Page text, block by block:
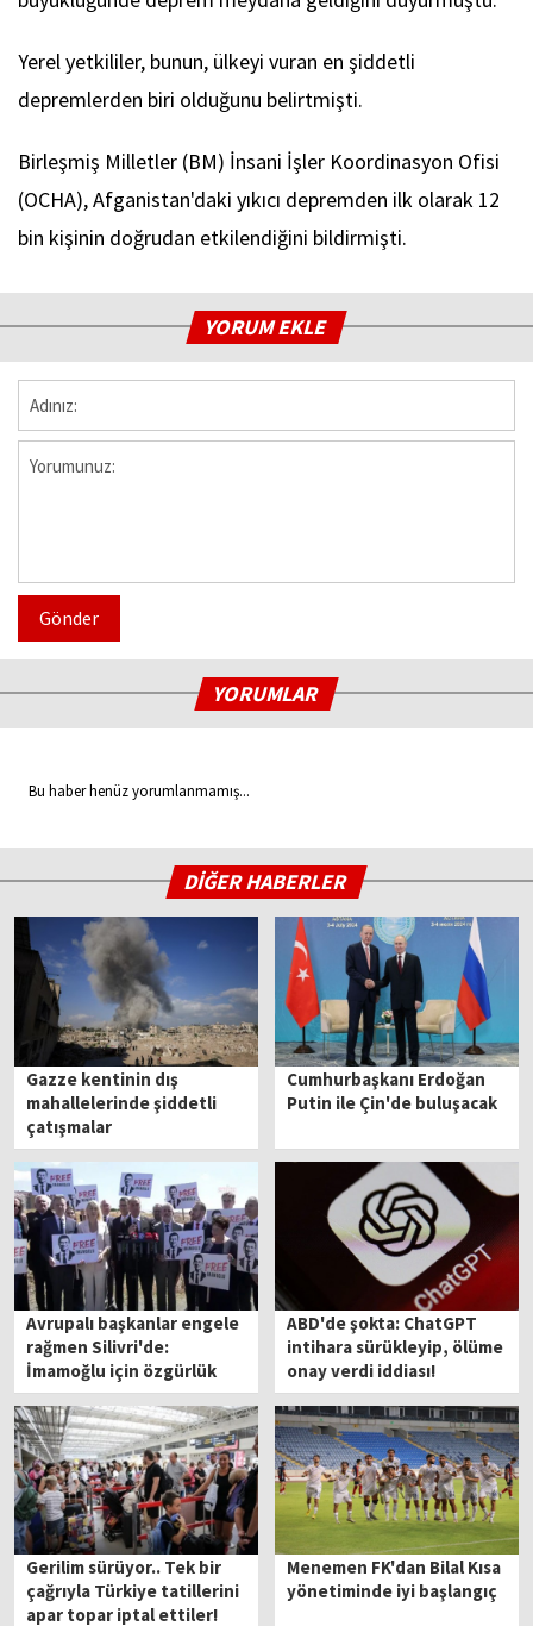
Yerel yetkililer, bunun, ülkeyi vuran en şiddetli
depremlerden biri olduğunu belirtmişti.
Birleşmiş Milletler (BM) İnsani İşler Koordinasyon Ofisi
(OCHA), Afganistan'daki yıkıcı depremden ilk olarak 12
bin kişinin doğrudan etkilendiğini bildirmişti.​​​​​​​
YORUM EKLE
Gönder
YORUMLAR
Bu haber henüz yorumlanmamış...
DİĞER HABERLER
Gazze kentinin dış
mahallelerinde şiddetli
çatışmalar
Cumhurbaşkanı Erdoğan
Putin ile Çin'de buluşacak
Avrupalı başkanlar engele
rağmen Silivri'de:
İmamoğlu için özgürlük
çağrısı
ABD'de şokta: ChatGPT
intihara sürükleyip, ölüme
onay verdi iddiası!
Gerilim sürüyor.. Tek bir
çağrıyla Türkiye tatillerini
apar topar iptal ettiler!
Menemen FK'dan Bilal Kısa
yönetiminde iyi başlangıç